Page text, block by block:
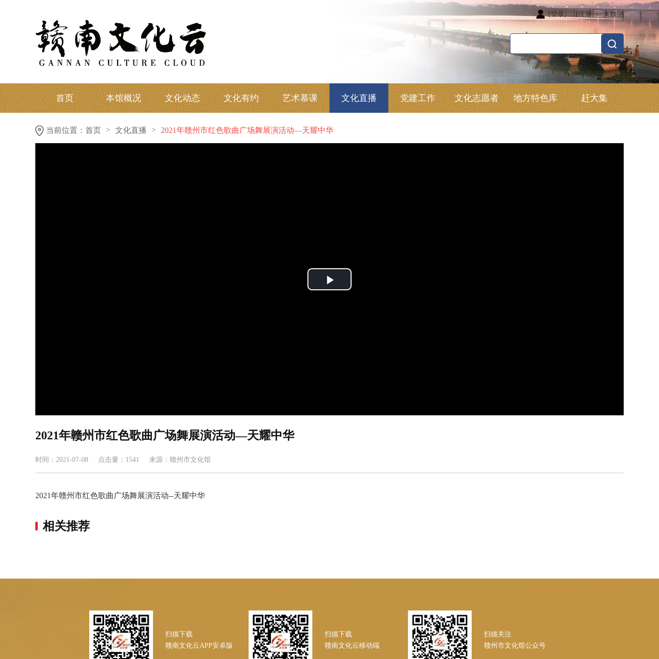
大数据
[注册]
[登录]
首页 本馆概况 文化动态 文化有约 艺术慕课 文化直播 党建工作 文化志愿者 地方特色库 赶大集
当前位置： 首页 > 文化直播 > 2021年赣州市红色歌曲广场舞展演活动—天耀中华
Play
2021年赣州市红色歌曲广场舞展演活动—天耀中华
时间： 2021-07-08 点击量： 1541 来源： 赣州市文化馆
2021年赣州市红色歌曲广场舞展演活动--天耀中华
相关推荐
扫描下载
赣南文化云APP安卓版
扫描下载
赣南文化云移动端
扫描关注
赣州市文化馆公众号